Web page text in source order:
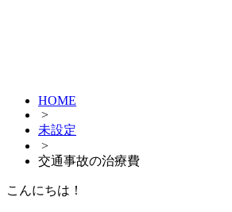
HOME
>
未設定
>
交通事故の治療費
こんにちは！